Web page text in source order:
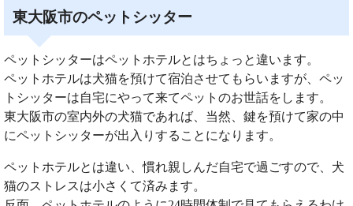
東大阪市のペットシッター
ペットシッターはペットホテルとはちょっと違います。
ペットホテルは犬猫を預けて宿泊させてもらいますが、ペッ
トシッターは自宅にやって来てペットのお世話をします。
東大阪市の室内外の犬猫であれば、当然、鍵を預けて家の中
にペットシッターが出入りすることになります。
ペットホテルとは違い、慣れ親しんだ自宅で過ごすので、犬
猫のストレスは小さくて済みます。